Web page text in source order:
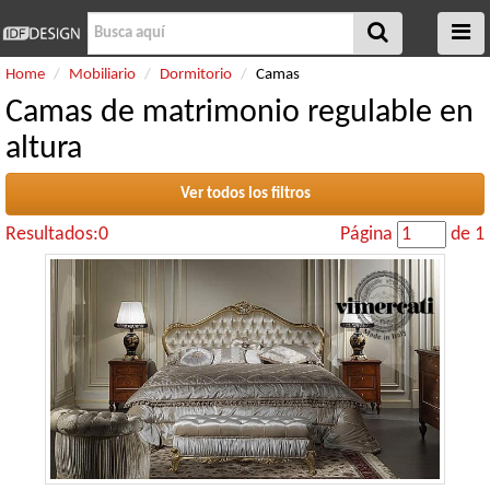
Home Mobiliario Dormitorio Camas
Camas de matrimonio regulable en
altura
Ver todos los filtros
Resultados:0 Página de 1